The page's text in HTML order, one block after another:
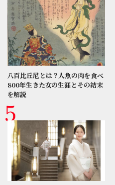
八百比丘尼とは？人魚の肉を食べ
800年生きた女の生涯とその結末
を解説